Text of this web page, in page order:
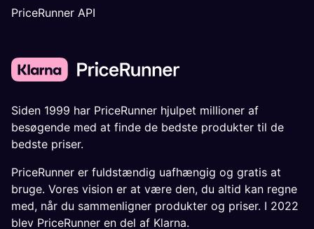
PriceRunner API
Siden 1999 har PriceRunner hjulpet millioner af
besøgende med at finde de bedste produkter til de
bedste priser.
PriceRunner er fuldstændig uafhængig og gratis at
bruge. Vores vision er at være den, du altid kan regne
med, når du sammenligner produkter og priser. I 2022
blev PriceRunner en del af Klarna.